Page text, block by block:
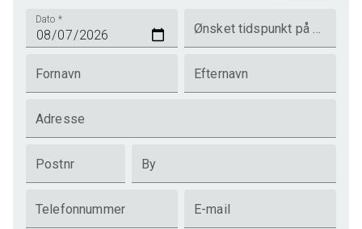
Dato *
Ønsket tidspunkt på dagen
Fornavn Efternavn
Adresse
Postnr By
Telefonnummer E-mail